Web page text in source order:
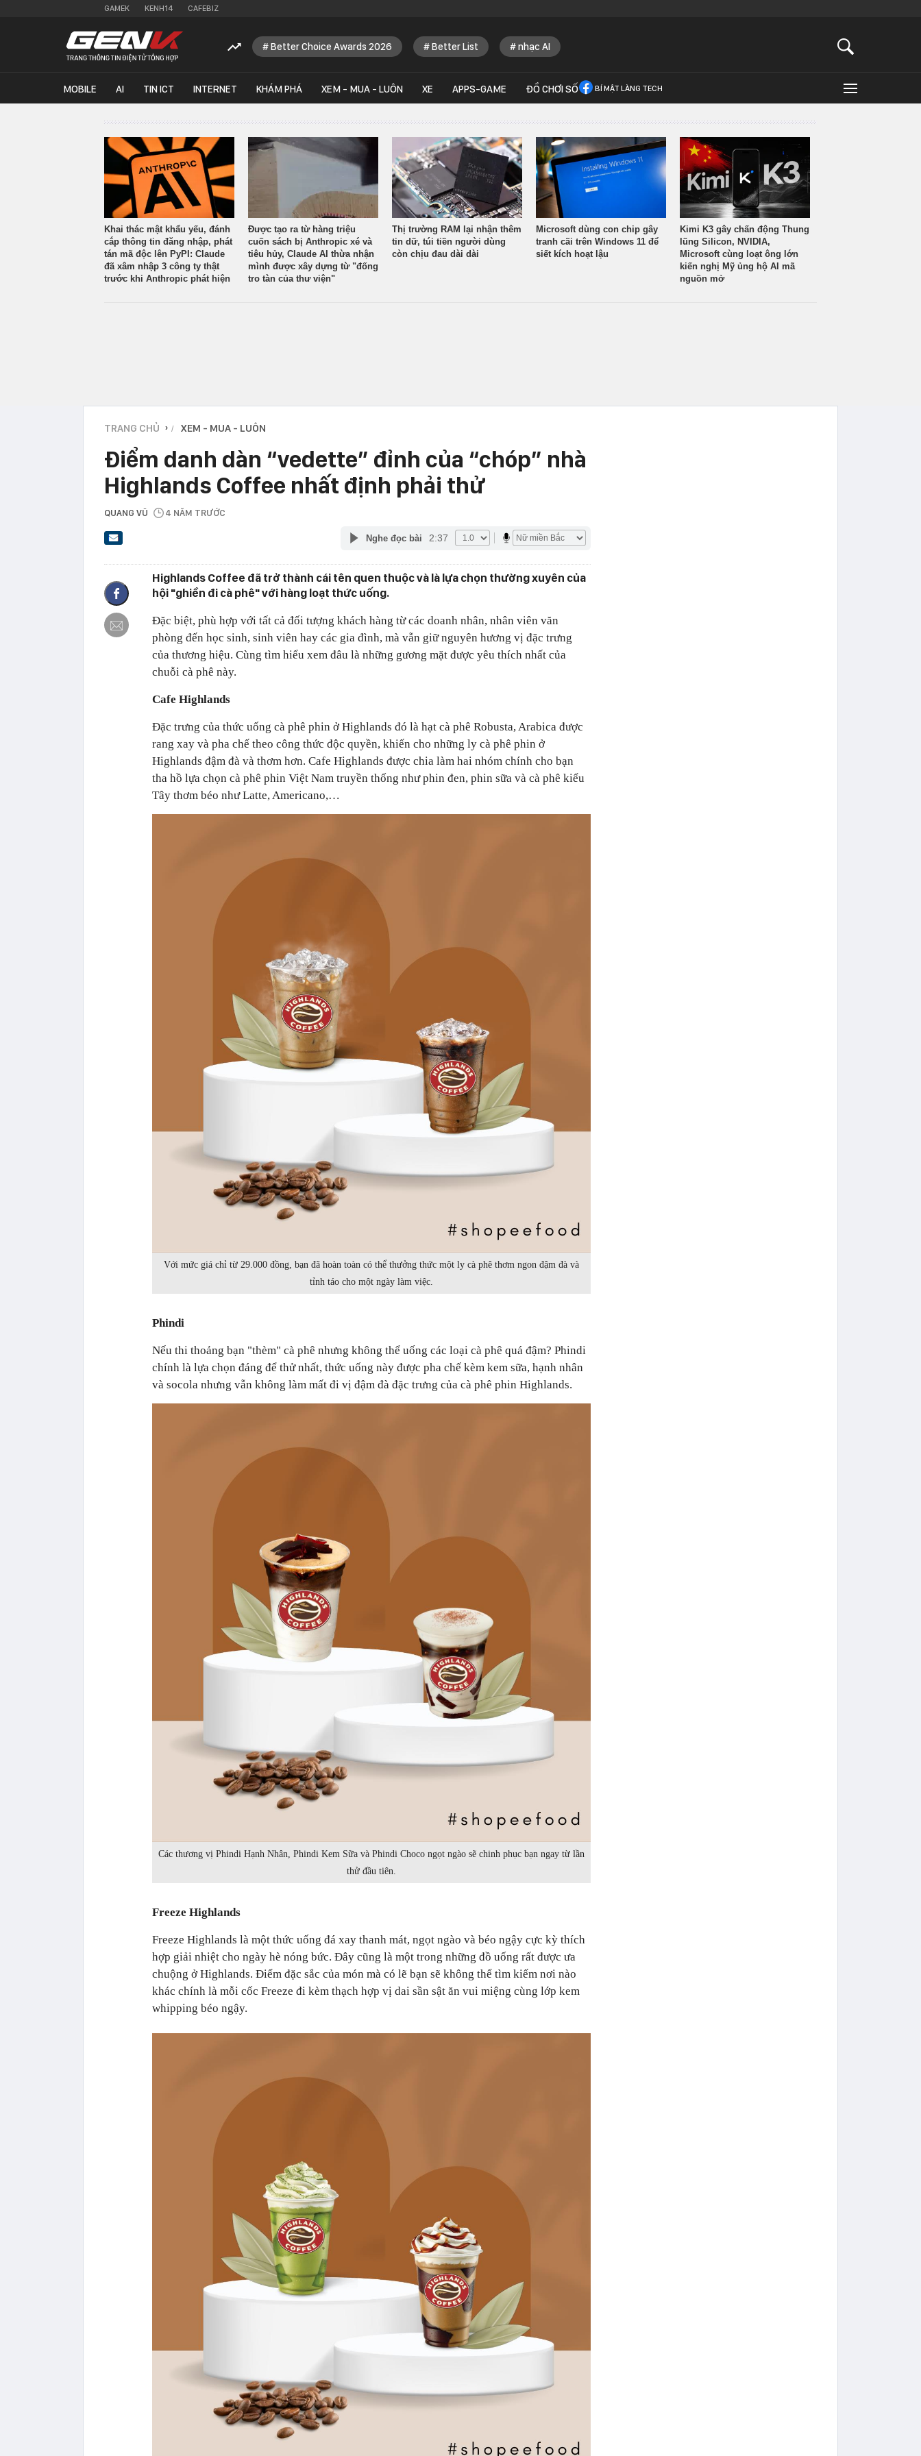
GAMEK KENH14 CAFEBIZ
Better Choice Awards 2026 Better List nhạc AI
MOBILE AI TIN ICT INTERNET KHÁM PHÁ XEM - MUA - LUÔN XE APPS-GAME ĐỒ CHƠI SỐ BÍ MẬT LÀNG TECH
Khai thác mật khẩu yếu, đánh
cắp thông tin đăng nhập, phát
tán mã độc lên PyPI: Claude
đã xâm nhập 3 công ty thật
trước khi Anthropic phát hiện
Được tạo ra từ hàng triệu
cuốn sách bị Anthropic xé và
tiêu hủy, Claude AI thừa nhận
mình được xây dựng từ "đống
tro tàn của thư viện"
Thị trường RAM lại nhận thêm
tin dữ, túi tiền người dùng
còn chịu đau dài dài
Microsoft dùng con chip gây
tranh cãi trên Windows 11 để
siết kích hoạt lậu
Kimi K3 gây chấn động Thung
lũng Silicon, NVIDIA,
Microsoft cùng loạt ông lớn
kiến nghị Mỹ ủng hộ AI mã
nguồn mở
TRANG CHỦ › XEM - MUA - LUÔN
Điểm danh dàn “vedette” đỉnh của “chóp” nhà
Highlands Coffee nhất định phải thử
QUANG VŨ 4 NĂM TRƯỚC
Nghe đọc bài 2:37
Highlands Coffee đã trở thành cái tên quen thuộc và là lựa chọn thường xuyên của
hội "ghiền đi cà phê" với hàng loạt thức uống.
Đặc biệt, phù hợp với tất cả đối tượng khách hàng từ các doanh nhân, nhân viên văn
phòng đến học sinh, sinh viên hay các gia đình, mà vẫn giữ nguyên hương vị đặc trưng
của thương hiệu. Cùng tìm hiểu xem đâu là những gương mặt được yêu thích nhất của
chuỗi cà phê này.
Cafe Highlands
Đặc trưng của thức uống cà phê phin ở Highlands đó là hạt cà phê Robusta, Arabica được
rang xay và pha chế theo công thức độc quyền, khiến cho những ly cà phê phin ở
Highlands đậm đà và thơm hơn. Cafe Highlands được chia làm hai nhóm chính cho bạn
tha hồ lựa chọn cà phê phin Việt Nam truyền thống như phin đen, phin sữa và cà phê kiểu
Tây thơm béo như Latte, Americano,…
Với mức giá chỉ từ 29.000 đồng, bạn đã hoàn toàn có thể thưởng thức một ly cà phê thơm ngon đậm đà và
tỉnh táo cho một ngày làm việc.
Phindi
Nếu thi thoảng bạn "thèm" cà phê nhưng không thể uống các loại cà phê quá đậm? Phindi
chính là lựa chọn đáng để thử nhất, thức uống này được pha chế kèm kem sữa, hạnh nhân
và socola nhưng vẫn không làm mất đi vị đậm đà đặc trưng của cà phê phin Highlands.
Các thương vị Phindi Hạnh Nhân, Phindi Kem Sữa và Phindi Choco ngọt ngào sẽ chinh phục bạn ngay từ lần
thử đầu tiên.
Freeze Highlands
Freeze Highlands là một thức uống đá xay thanh mát, ngọt ngào và béo ngậy cực kỳ thích
hợp giải nhiệt cho ngày hè nóng bức. Đây cũng là một trong những đồ uống rất được ưa
chuộng ở Highlands. Điểm đặc sắc của món mà có lẽ bạn sẽ không thể tìm kiếm nơi nào
khác chính là mỗi cốc Freeze đi kèm thạch hợp vị dai sần sật ăn vui miệng cùng lớp kem
whipping béo ngậy.